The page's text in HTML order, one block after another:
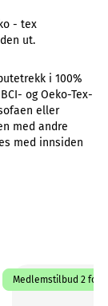
- tex
ut.
i 100%
og Oeko-Tex-
eller
med andre
med innsiden
Medlemstilbud 2 for 1